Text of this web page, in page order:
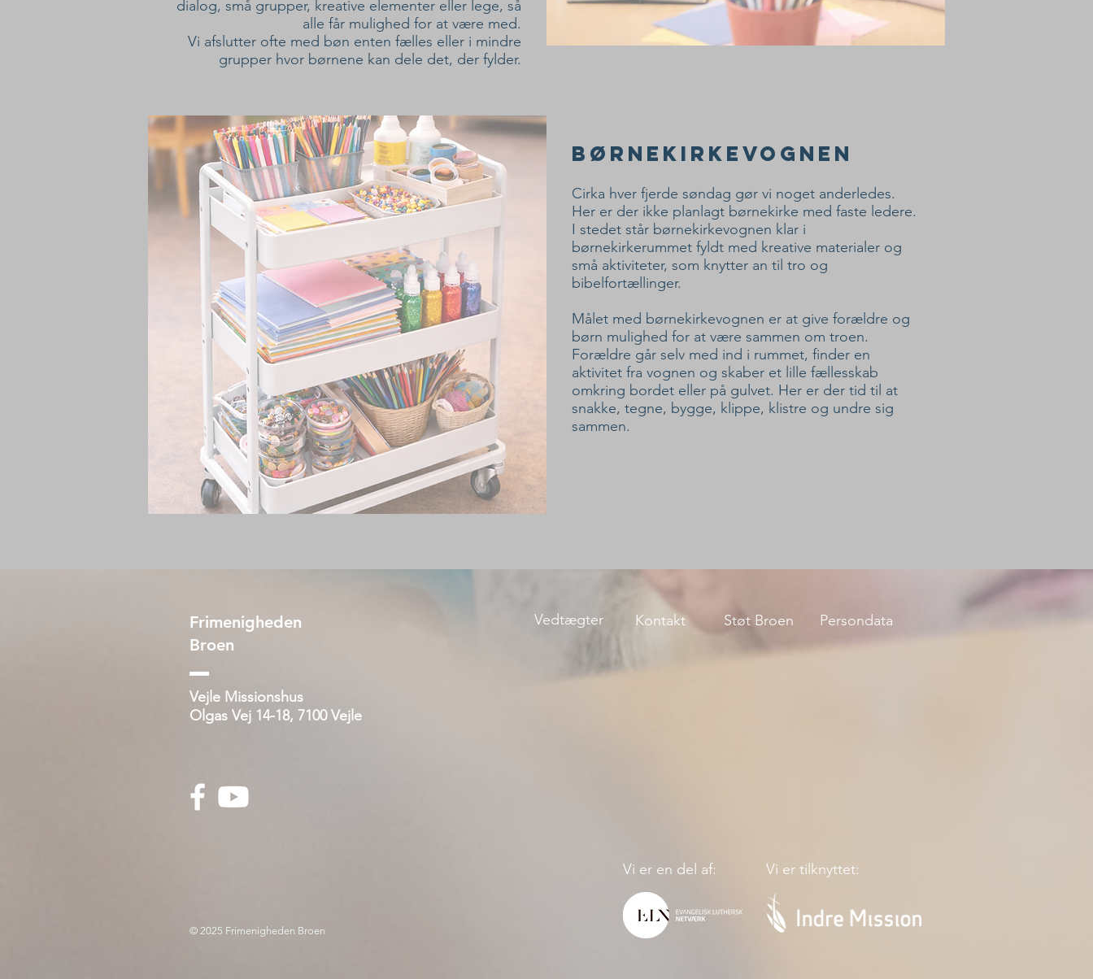
dialog, små grupper, kreative elementer eller lege, så
alle får mulighed for at være med.
Vi afslutter ofte med bøn enten fælles eller i mindre
grupper hvor børnene kan dele det, der fylder.
Børnekirkevognen
Cirka hver fjerde søndag gør vi noget anderledes.
Her er der ikke planlagt børnekirke med faste ledere.
I stedet står børnekirkevognen klar i
børnekirkerummet fyldt med kreative materialer og
små aktiviteter, som knytter an til tro og
bibelfortællinger.
Målet med børnekirkevognen er at give forældre og
børn mulighed for at være sammen om troen.
Forældre går selv med ind i rummet, finder en
aktivitet fra vognen og skaber et lille fællesskab
omkring bordet eller på gulvet. Her er der tid til at
snakke, tegne, bygge, klippe, klistre og undre sig
sammen.
Frimenigheden
Broen
Vedtægter Kontakt Støt Broen Persondata
Vejle Missionshus
Olgas Vej 14-18, 7100 Vejle
© 2025 Frimenigheden Broen
Vi er en del af: Vi er tilknyttet: